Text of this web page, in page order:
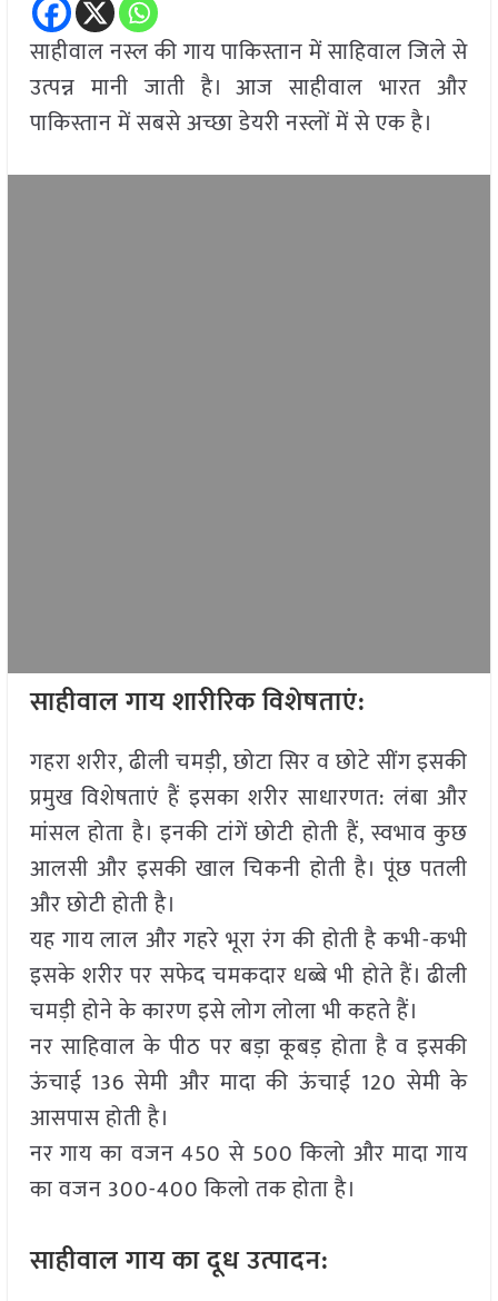
साहीवाल नस्ल की गाय पाकिस्तान में साहिवाल जिले से
उत्पन्न मानी जाती है। आज साहीवाल भारत और
पाकिस्तान में सबसे अच्छा डेयरी नस्लों में से एक है।
साहीवाल गाय शारीरिक विशेषताएं:
गहरा शरीर, ढीली चमड़ी, छोटा सिर व छोटे सींग इसकी
प्रमुख विशेषताएं हैं इसका शरीर साधारणत: लंबा और
मांसल होता है। इनकी टांगें छोटी होती हैं, स्वभाव कुछ
आलसी और इसकी खाल चिकनी होती है। पूंछ पतली
और छोटी होती है।
यह गाय लाल और गहरे भूरा रंग की होती है कभी-कभी
इसके शरीर पर सफेद चमकदार धब्बे भी होते हैं। ढीली
चमड़ी होने के कारण इसे लोग लोला भी कहते हैं।
नर साहिवाल के पीठ पर बड़ा कूबड़ होता है व इसकी
ऊंचाई 136 सेमी और मादा की ऊंचाई 120 सेमी के
आसपास होती है।
नर गाय का वजन 450 से 500 किलो और मादा गाय
का वजन 300-400 किलो तक होता है।
साहीवाल गाय का दूध उत्पादन: